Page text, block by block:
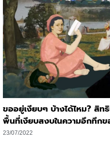
ขออยู่เงียบๆ บ้างได้ไหม? สิท
พื้นที่เงียบสงบในความอึกทึกข
23/07/2022